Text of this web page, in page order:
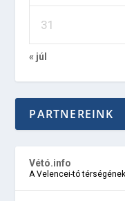
31
« júl
PARTNEREINK
Vétó.info
A Velencei-tó